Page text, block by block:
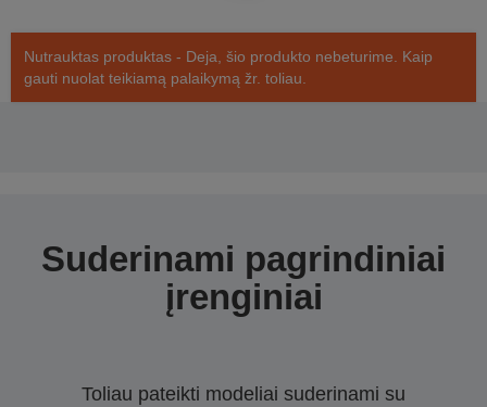
Nutrauktas produktas - Deja, šio produkto nebeturime. Kaip
gauti nuolat teikiamą palaikymą žr. toliau.
Suderinami pagrindiniai
įrenginiai
Toliau pateikti modeliai suderinami su